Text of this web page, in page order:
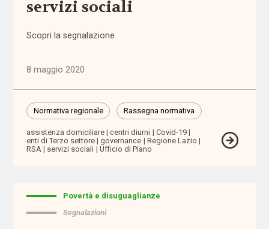
Esperienze
Welforum
Normativa
Normativa
servizi sociali
Scopri la segnalazione
8 maggio 2020
Normativa regionale Rassegna normativa
assistenza domiciliare centri diurni
Covid-19
enti di Terzo settore
governance
Regione Lazio
RSA
servizi sociali Ufficio di Piano
Povertà e disuguaglianze
Segnalazioni